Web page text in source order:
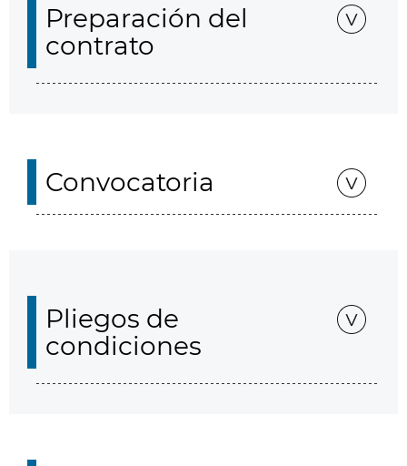
Preparación del
contrato
Convocatoria
Pliegos de
condiciones